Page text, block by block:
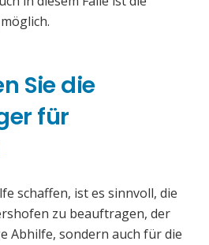
Sie die
für
schaffen, ist es sinnvoll, die
zu beauftragen, der
Abhilfe, sondern auch für die